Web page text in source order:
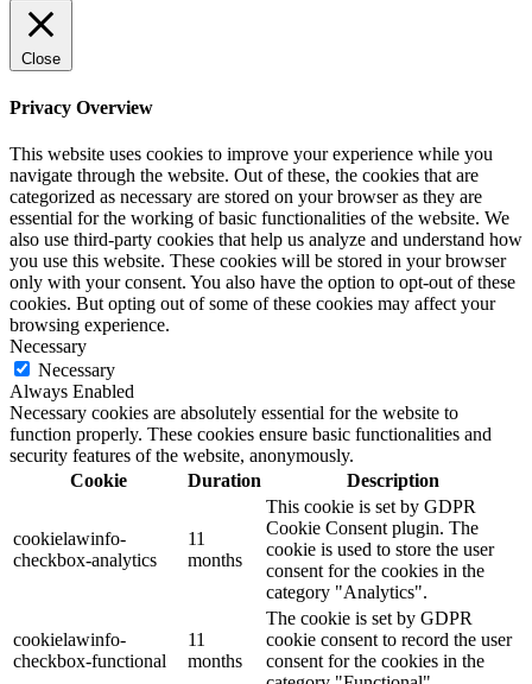
Close
Privacy Overview
This website uses cookies to improve your experience while you
navigate through the website. Out of these, the cookies that are
categorized as necessary are stored on your browser as they are
essential for the working of basic functionalities of the website. We
also use third-party cookies that help us analyze and understand how
you use this website. These cookies will be stored in your browser
only with your consent. You also have the option to opt-out of these
cookies. But opting out of some of these cookies may affect your
browsing experience.
Necessary
Necessary
Always Enabled
Necessary cookies are absolutely essential for the website to
function properly. These cookies ensure basic functionalities and
security features of the website, anonymously.
Cookie
Duration Description
cookielawinfo-
checkbox-analytics
11
months
This cookie is set by GDPR
Cookie Consent plugin. The
cookie is used to store the user
consent for the cookies in the
category "Analytics".
cookielawinfo-
checkbox-functional
11
months
The cookie is set by GDPR
cookie consent to record the user
consent for the cookies in the